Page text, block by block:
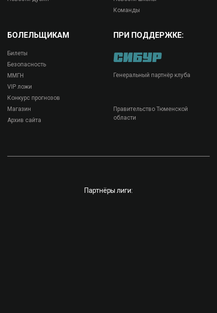
Команды
БОЛЕЛЬЩИКАМ
Билеты
Безопасность
ММГН
VIP ложи
Конкурс прогнозов
Магазин
Архив сайта
ПРИ ПОДДЕРЖКЕ:
Генеральный партнёр клуба
Правительство Тюменской
области
Партнёры лиги: